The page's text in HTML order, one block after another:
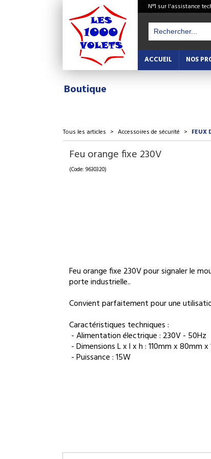
N°1 sur l'assistance
ACCUEIL
NOS
Boutique
Tous les articles > Accessoires de sécurité > FEUX
Feu orange fixe 230V
(Code: 9630320)
Feu orange fixe 230V pour signaler le
porte industrielle..
Convient parfaitement pour une
Caractéristiques techniques :
- Alimentation électrique : 230V - 50Hz
- Dimensions L x l x h : 110mm x 80mm x
- Puissance : 15W